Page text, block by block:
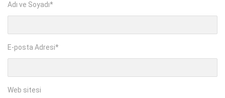
Adı ve Soyadı*
E-posta Adresi*
Web sitesi